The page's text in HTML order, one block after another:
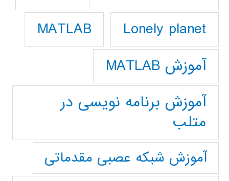
Lonely planet
MATLAB
آموزش MATLAB
آموزش برنامه نویسی در
متلب
آموزش شبکه عصبی مقدماتی